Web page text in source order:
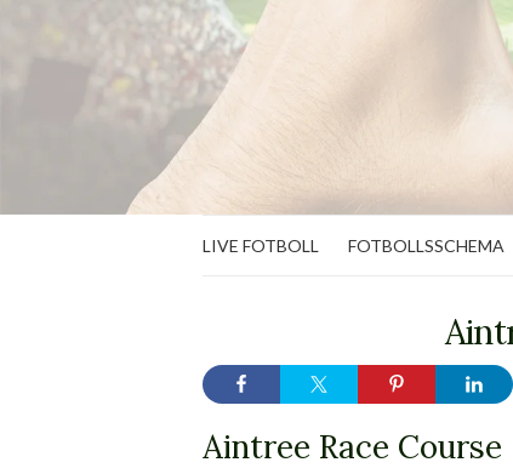
LIVE FOTBOLL FOTBOLLSSCHEMA
Aintree Race Course